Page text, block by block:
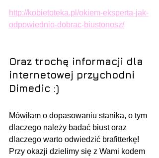
http://kobietoteka.pl/okiem-eksperta-jak-
odpowiednio-dobrac-biustonosz/
Oraz trochę informacji dla
internetowej przychodni
Dimedic :)
Mówiłam o dopasowaniu stanika, o tym
dlaczego należy badać biust oraz
dlaczego warto odwiedzić brafitterkę!
Przy okazji dzielimy się z Wami kodem